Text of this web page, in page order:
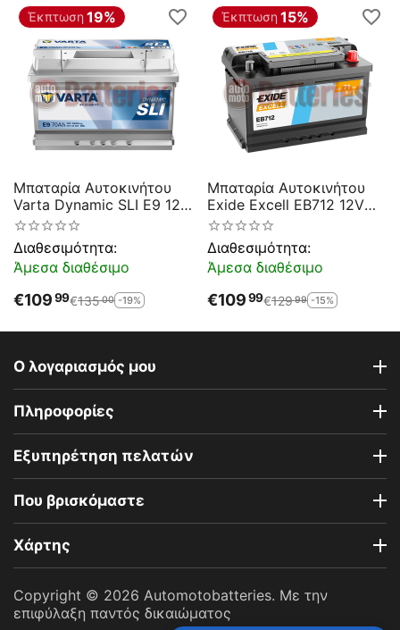
Έκπτωση 19%
Μπαταρία Αυτοκινήτου
Varta Dynamic SLI E9 12V
Διαθεσιμότητα:
Άμεσα διαθέσιμο
€10999€13500 -19%
Έκπτωση 15%
Μπαταρία Αυτοκινήτου
Exide Excell EB712 12V
71AH 670EN A-Εκκίνησης
Διαθεσιμότητα:
Άμεσα διαθέσιμο
€10999€12999 -15%
Ο λογαριασμός μου
Πληροφορίες
Εξυπηρέτηση πελατών
Που βρισκόμαστε
Χάρτης
Copyright © 2026 Automotobatteries. Με την
επιφύλαξη παντός δικαιώματος